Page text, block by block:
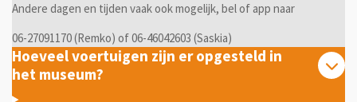
Andere dagen en tijden vaak ook mogelijk, bel of app naar
06-27091170 (Remko) of 06-46042603 (Saskia)
Hoeveel voertuigen zijn er opgesteld in
het museum?